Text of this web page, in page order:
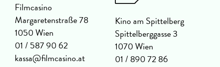
Filmcasino
Margaretenstraße 78
1050 Wien
01 / 587 90 62
kassa@filmcasino.at
Kino am Spittelberg
Spittelberggasse 3
1070 Wien
01 / 890 72 86